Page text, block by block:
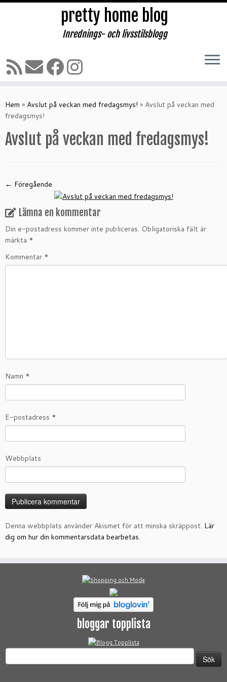
till
innehåll
pretty home blog
Inrednings- och livsstilsblogg
Hem » Avslut på veckan med fredagsmys! » Avslut på veckan med
fredagsmys!
Avslut på veckan med fredagsmys!
← Föregående
Lämna en kommentar
Din e-postadress kommer inte publiceras. Obligatoriska fält är
märkta *
Kommentar *
Namn *
E-postadress *
Webbplats
Denna webbplats använder Akismet för att minska skräppost. Lär
dig om hur din kommentarsdata bearbetas.
bloggar topplista
efter: